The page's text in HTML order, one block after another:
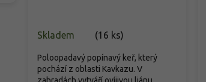
Skladem (16 ks)
Poloopadavý popínavý keř, který
pochází z oblasti Kavkazu. V